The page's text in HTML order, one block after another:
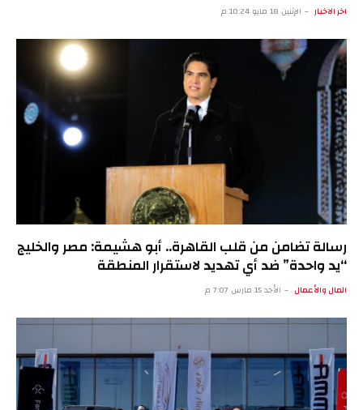
اخر الاخبار الإثنين 18 مايو 10:24 م
رسالة تضامن من قلب القاهرة.. أبو هشيمة: مصر والخليج
“يد واحدة” ضد أي تهديد لاستقرار المنطقة
المال والأعمال الأحد 15 مارس 7:07 م